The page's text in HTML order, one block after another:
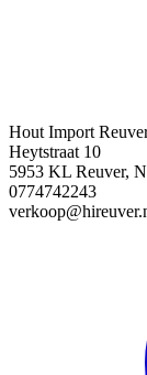
Hout Import
Heytstraat 10
5953 KL Reuver,
0774742243